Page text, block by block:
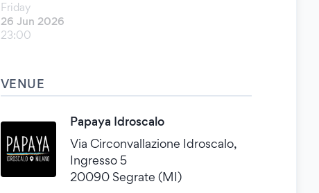
Friday
26 Jun 2026
23:00
VENUE
Papaya Idroscalo
Via Circonvallazione Idroscalo,
Ingresso 5
20090 Segrate (MI)